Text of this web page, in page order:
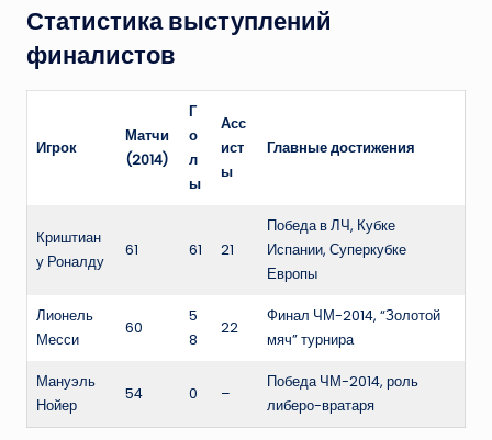
Статистика выступлений
финалистов
Игрок
Матчи
(2014)
Г
о
л
ы
Асс
ист
ы
Главные достижения
Криштиан
у Роналду
61 61 21
Победа в ЛЧ, Кубке
Испании, Суперкубке
Европы
Лионель
Месси
60
5
8
22
Финал ЧМ-2014, “Золотой
мяч” турнира
Мануэль
Нойер
54 0 –
Победа ЧМ-2014, роль
либеро-вратаря